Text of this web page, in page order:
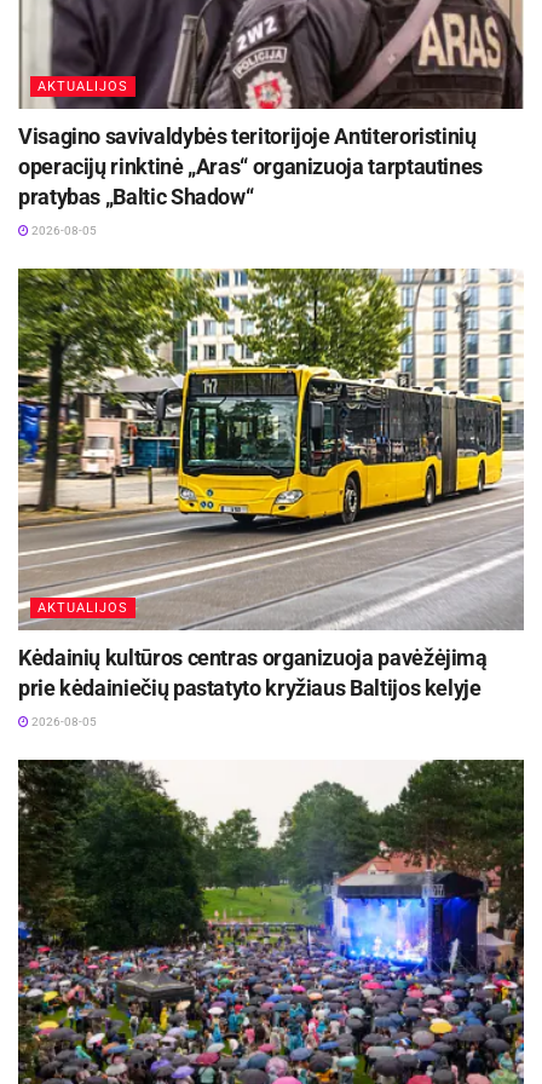
AKTUALIJOS
Visagino savivaldybės teritorijoje Antiteroristinių
operacijų rinktinė „Aras“ organizuoja tarptautines
pratybas „Baltic Shadow“
2026-08-05
AKTUALIJOS
Kėdainių kultūros centras organizuoja pavėžėjimą
prie kėdainiečių pastatyto kryžiaus Baltijos kelyje
2026-08-05